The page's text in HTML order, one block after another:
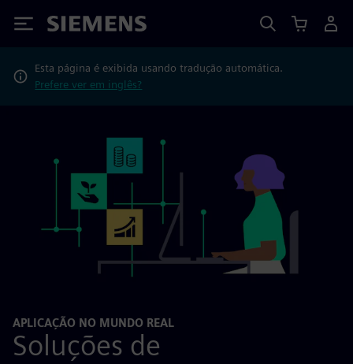
Siemens
Esta página é exibida usando tradução automática.
Prefere ver em inglês?
APLICAÇÃO NO MUNDO REAL
Soluções de